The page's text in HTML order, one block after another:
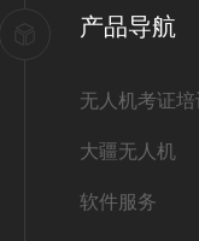
产品导航
无人机考证培
大疆无人机
软件服务